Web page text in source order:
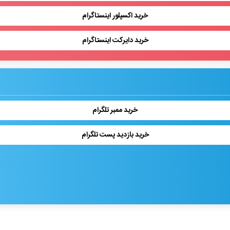
خرید اکسپلور اینستاگرام
خرید دایرکت اینستاگرام
خرید ممبر تلگرام
خرید بازدید پست تلگرام